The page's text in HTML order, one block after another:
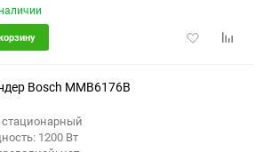
Добавить
Bosch MMB6176B
1200 Вт